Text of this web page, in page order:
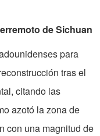
de Sichuan
para
tras el
citando las
azotó la zona de
con una magnitud de